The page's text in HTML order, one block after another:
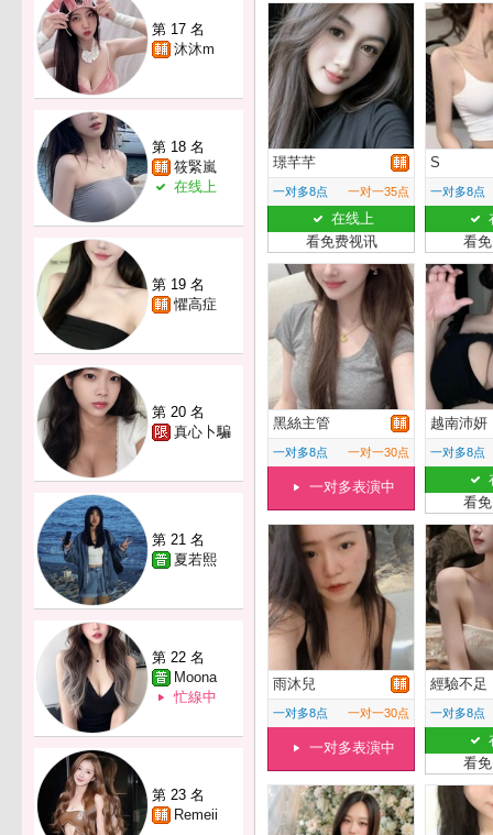
第 17 名
沐沐m
第 18 名
筱緊嵐
在线上
第 19 名
懼高症
第 20 名
真心卜騙
第 21 名
夏若熙
第 22 名
Moona
忙線中
第 23 名
Remeii
璟芊芊
一对多8点 一对一35点
在线上
看免费视讯
S
一对多8点
看
黑絲主管
一对多8点 一对一30点
一对多表演中
越南沛妍
一对多8点
看
雨沐兒
一对多8点 一对一30点
一对多表演中
經驗不足
一对多8点
看